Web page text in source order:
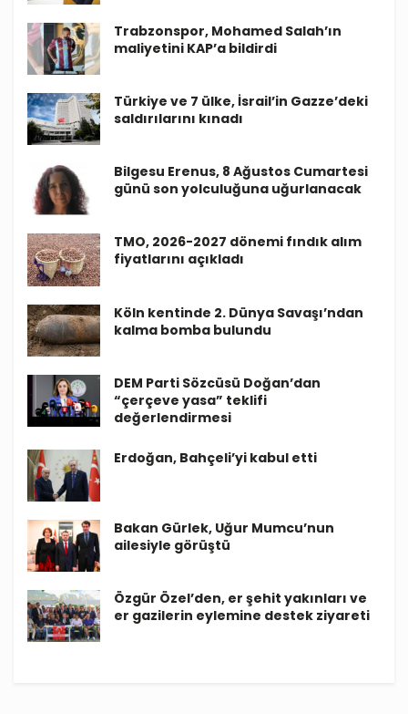
Trabzonspor, Mohamed Salah’ın
maliyetini KAP’a bildirdi
Türkiye ve 7 ülke, İsrail’in Gazze’deki
saldırılarını kınadı
Bilgesu Erenus, 8 Ağustos Cumartesi
günü son yolculuğuna uğurlanacak
TMO, 2026-2027 dönemi fındık alım
fiyatlarını açıkladı
Köln kentinde 2. Dünya Savaşı’ndan
kalma bomba bulundu
DEM Parti Sözcüsü Doğan’dan
“çerçeve yasa” teklifi
değerlendirmesi
Erdoğan, Bahçeli’yi kabul etti
Bakan Gürlek, Uğur Mumcu’nun
ailesiyle görüştü
Özgür Özel’den, er şehit yakınları ve
er gazilerin eylemine destek ziyareti